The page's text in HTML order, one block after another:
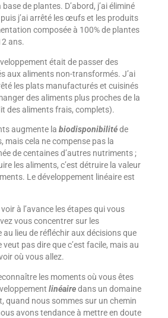
de plantes. D’abord, j’ai éliminé
j’ai arrêté les œufs et les produits
composée à 100% de plantes
ans.
était de passer des
aux aliments non-transformés. J’ai
les plats manufacturés et cuisinés
des aliments plus proches de la
des aliments frais, complets).
augmente la biodisponibilitéde
mais cela ne compense pas la
de centaines d’autres nutriments ;
les aliments, c’est détruire la valeur
Le développement linéaire est
à l’avance les étapes qui vous
vous concentrer sur les
lieu de réfléchir aux décisions que
veut pas dire que c’est facile, mais au
où vous allez.
les moments où vous êtes
linéairedans un domaine
quand nous sommes sur un chemin
avons tendance à mettre en doute